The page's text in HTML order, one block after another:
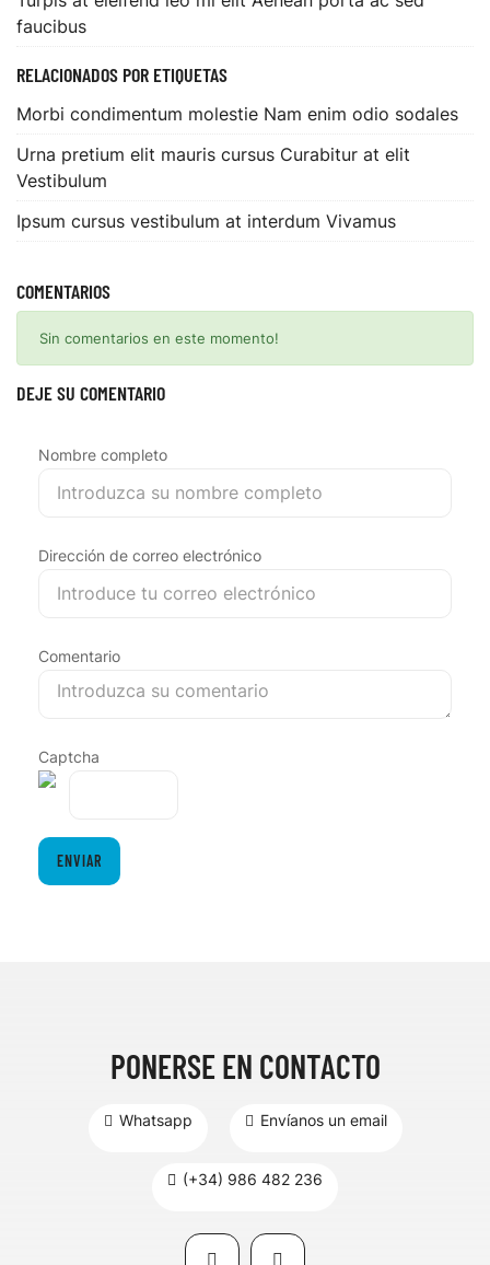
faucibus
RELACIONADOS POR ETIQUETAS
Morbi condimentum molestie Nam enim odio sodales
Urna pretium elit mauris cursus Curabitur at elit
Vestibulum
Ipsum cursus vestibulum at interdum Vivamus
COMENTARIOS
Sin comentarios en este momento!
DEJE SU COMENTARIO
Nombre completo
Dirección de correo electrónico
Comentario
Captcha
ENVIAR
PONERSE EN CONTACTO
Whatsapp Envíanos un email
(+34) 986 482 236